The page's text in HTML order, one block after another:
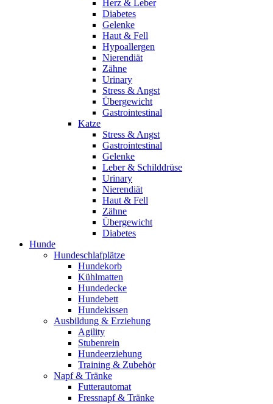
Herz & Leber
Diabetes
Gelenke
Haut & Fell
Hypoallergen
Nierendiät
Zähne
Urinary
Stress & Angst
Übergewicht
Gastrointestinal
Katze
Stress & Angst
Gastrointestinal
Gelenke
Leber & Schilddrüse
Urinary
Nierendiät
Haut & Fell
Zähne
Übergewicht
Diabetes
Hunde
Hundeschlafplätze
Hundekorb
Kühlmatten
Hundedecke
Hundebett
Hundekissen
Ausbildung & Erziehung
Agility
Stubenrein
Hundeerziehung
Training & Zubehör
Napf & Tränke
Futterautomat
Fressnapf & Tränke